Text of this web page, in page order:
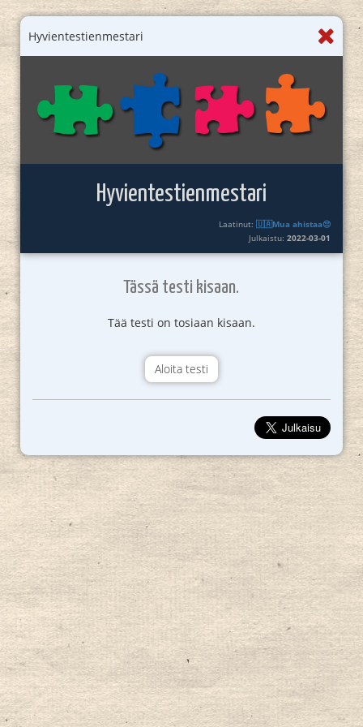
Hyvientestienmestari
Hyvientestienmestari
Laatinut:🇺🇦Mua ahistaa😔
Julkaistu:2022-03-01
Tässä testi kisaan.
Tää testi on tosiaan kisaan.
Aloita testi